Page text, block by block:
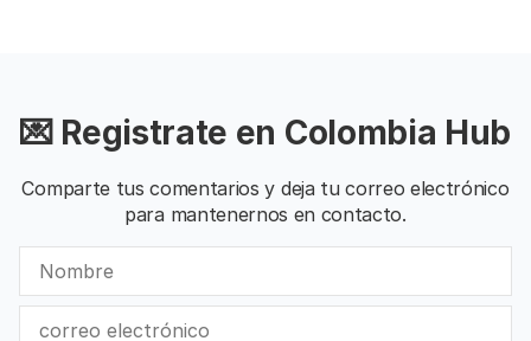
💌 Registrate en Colombia Hub
Comparte tus comentarios y deja tu correo electrónico
para mantenernos en contacto.